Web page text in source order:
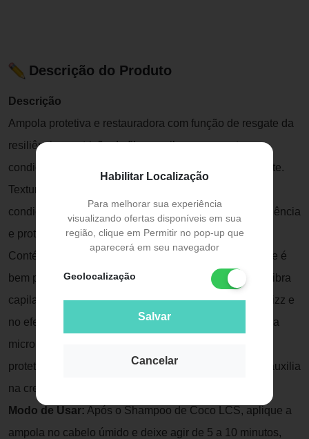
Habilitar Localização
Para melhorar sua experiência
visualizando ofertas disponíveis em sua
região, clique em Permitir no pop-up que
aparecerá em seu navegador
Geolocalização
Salvar
Cancelar
Descrição do Produto
Descrição
Ampola protetiva e restauradora com função de resgate da
resiliência e nutrição da fibra capilar com agente que
condiciona suavemente e que respeita o meio ambiente.
Textura leve e gelificada com amido modificado que
condiciona e reduz o atrito entre os fios, trazendo resiliência
e proteção a fibra capilar.
Contém amino silicone em forma de nano emulsão que é
bem pequena e não forma depósitos indesejáveis na fibra
capilar. Ajuda na proteção térmica, antipoluição, anti frizz e
no efeito de restauração. Contém zemea, que protege a
microbiota do couro cabeludo e tem ação umectante e
protetiva da fibra, mantem a limpeza por mais tempo, auxilia
na cremosidade da espuma.
Modo de Usar: Após o Shampoo de Coco LCS, aplique a
ampola no cabelo úmido e deixe agir de 5 a 10 minutos,